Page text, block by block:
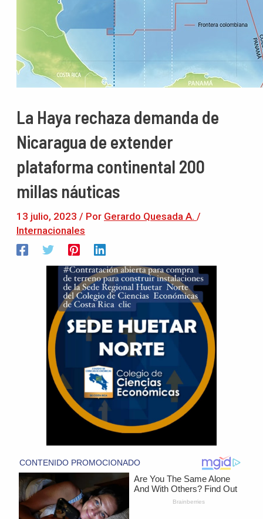
La Haya rechaza demanda de
Nicaragua de extender
plataforma continental 200
millas náuticas
13 julio, 2023 / Por Gerardo Quesada A. /
Internacionales